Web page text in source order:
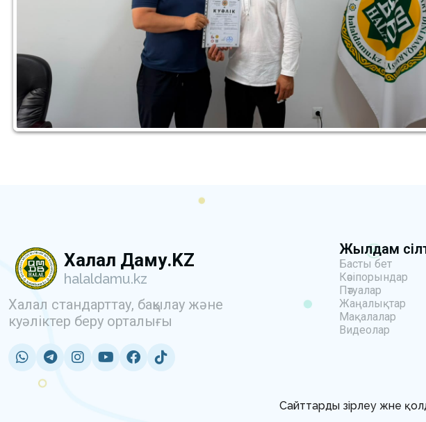
Халал Даму.KZ
halaldamu.kz
Халал стандарттау, бақылау және
куәліктер беру орталығы
Жылдам
Басты бет
Кәсіпорындар
Пәтуалар
Жаңалықтар
Мақалалар
Видеолар
Сайттарды әзірлеу және